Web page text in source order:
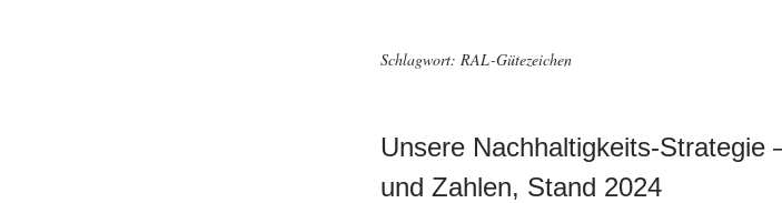
Schlagwort: RAL-Gütezeichen
Unsere Nachhaltigkeits-Strategie
und Zahlen, Stand 2024